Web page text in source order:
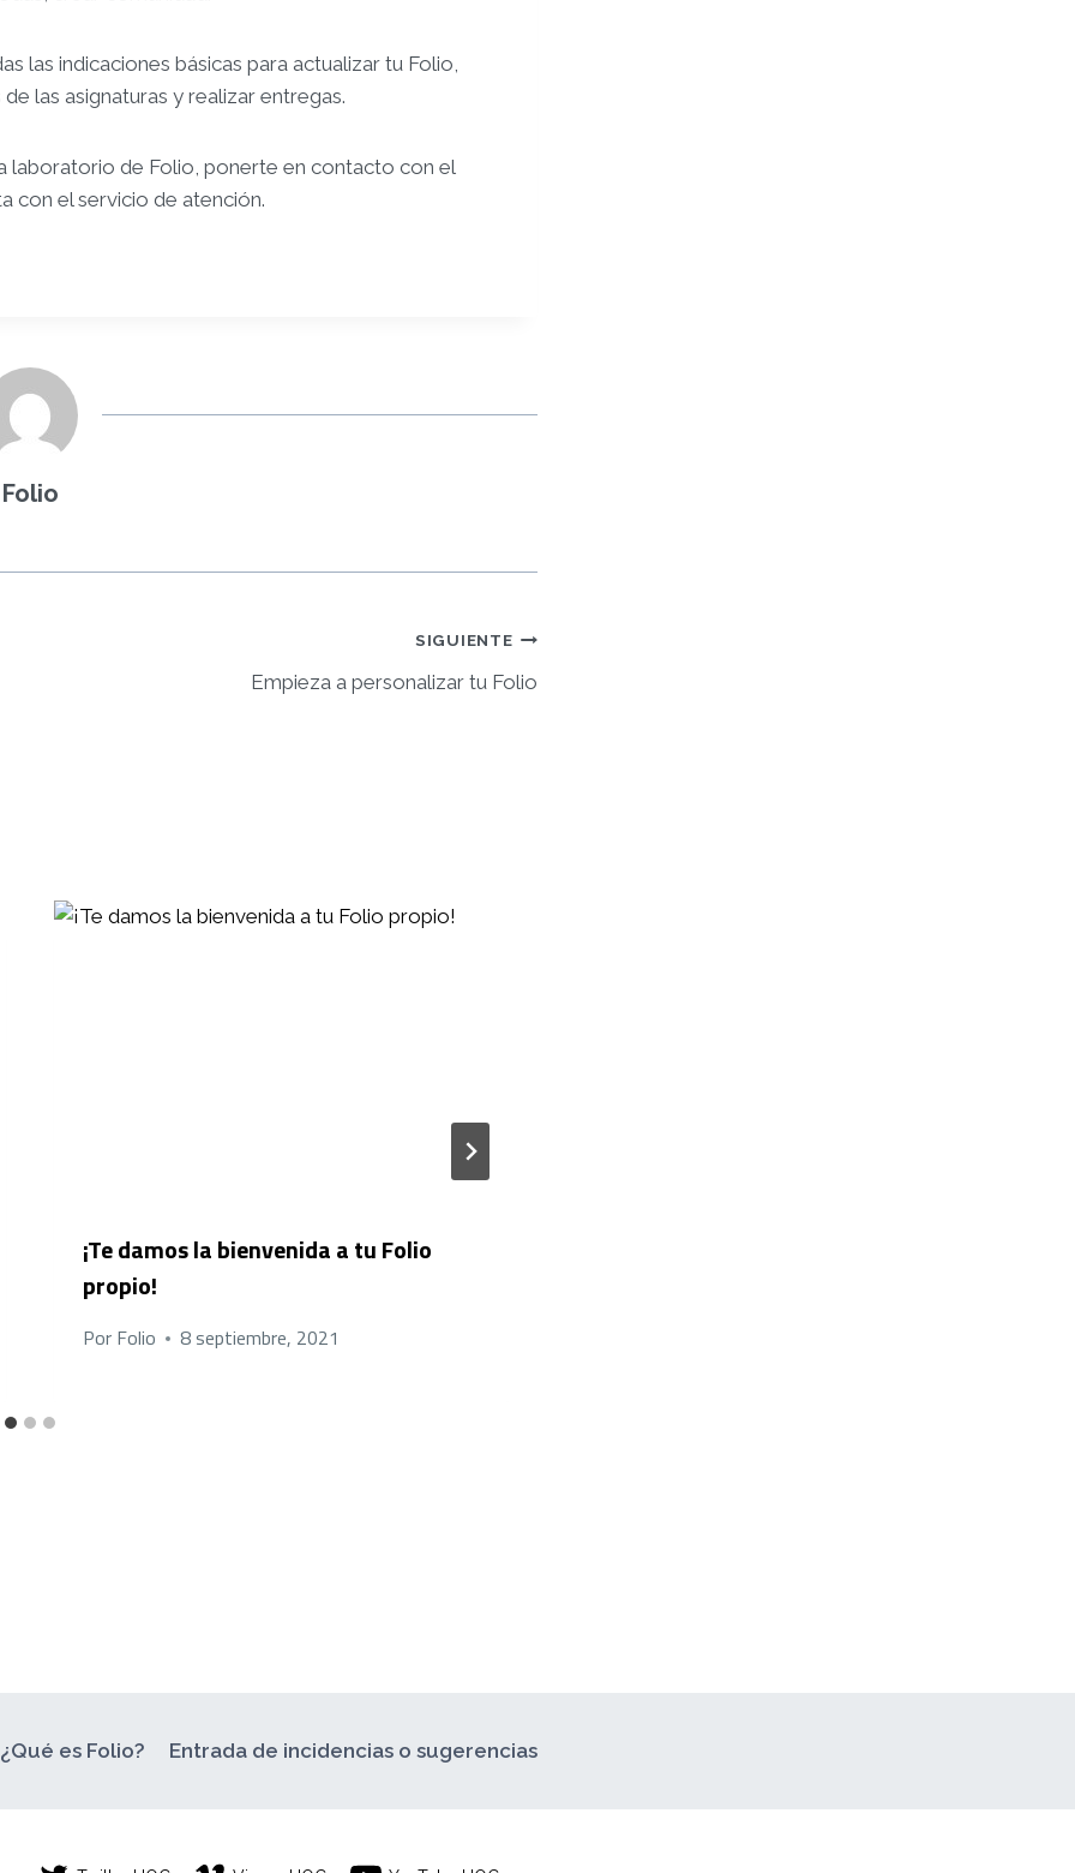
las indicaciones básicas para actualizar tu Folio,
las asignaturas y realizar entregas.
laboratorio de Folio, ponerte en contacto con el
con el servicio de atención.
Folio
SIGUIENTE
Empieza a personalizar tu Folio
¡Te damos la bienvenida a tu Folio
propio!
Por Folio 8 septiembre, 2021
¿Qué es Folio? Entrada de incidencias o sugerencias